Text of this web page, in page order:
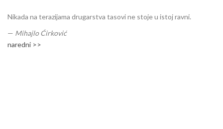
Nikada na terazijama drugarstva tasovi ne stoje u istoj ravni.
— Mihajlo Ćirković
naredni >>